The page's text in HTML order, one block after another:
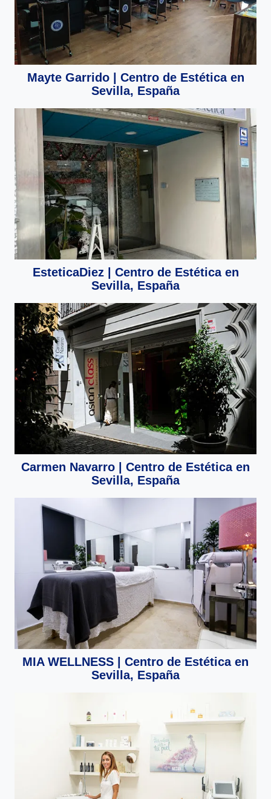
Mayte Garrido | Centro de Estética en
Sevilla, España
EsteticaDiez | Centro de Estética en
Sevilla, España
Carmen Navarro | Centro de Estética en
Sevilla, España
MIA WELLNESS | Centro de Estética en
Sevilla, España